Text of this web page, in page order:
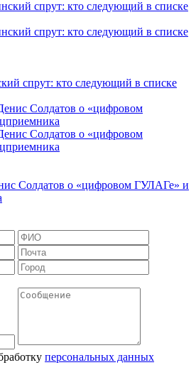
спрут: кто следующий в списке
Солдатов о «цифровом ГУЛАГе» и
персональных данных